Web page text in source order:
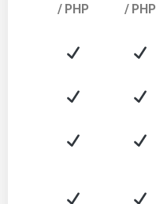
/ PHP
/ PHP